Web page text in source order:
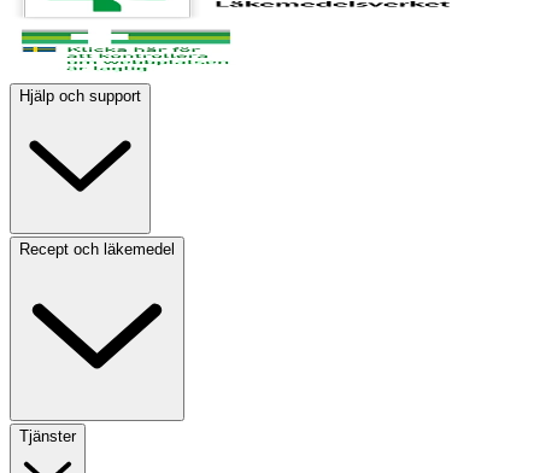
Hjälp och support
Recept och läkemedel
Tjänster